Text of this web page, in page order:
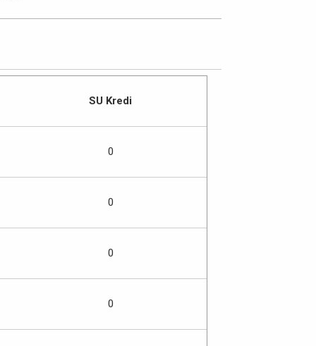
SU Kredi
0
0
0
0